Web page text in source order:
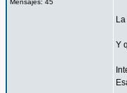
Mensajes: 45
Y